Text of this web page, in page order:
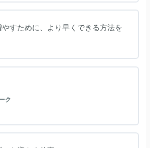
すために、より早くできる方法を
ク